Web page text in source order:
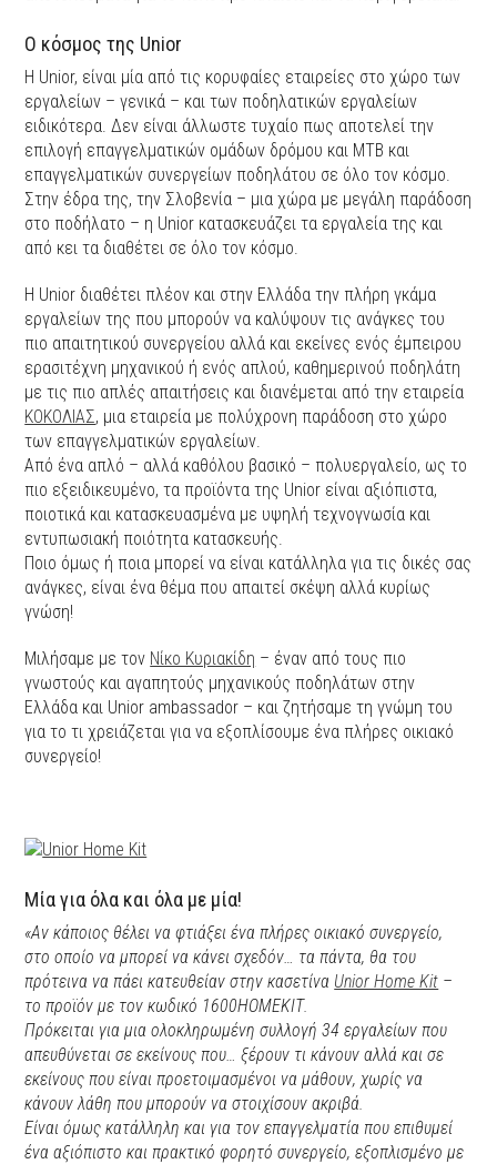
Ο κόσμος της Unior
Η Unior, είναι μία από τις κορυφαίες εταιρείες στο χώρο των
εργαλείων – γενικά – και των ποδηλατικών εργαλείων
ειδικότερα. Δεν είναι άλλωστε τυχαίο πως αποτελεί την
επιλογή επαγγελματικών ομάδων δρόμου και ΜΤΒ και
επαγγελματικών συνεργείων ποδηλάτου σε όλο τον κόσμο.
Στην έδρα της, την Σλοβενία – μια χώρα με μεγάλη παράδοση
στο ποδήλατο – η Unior κατασκευάζει τα εργαλεία της και
από κει τα διαθέτει σε όλο τον κόσμο.
Η Unior διαθέτει πλέον και στην Ελλάδα την πλήρη γκάμα
εργαλείων της που μπορούν να καλύψουν τις ανάγκες του
πιο απαιτητικού συνεργείου αλλά και εκείνες ενός έμπειρου
ερασιτέχνη μηχανικού ή ενός απλού, καθημερινού ποδηλάτη
με τις πιο απλές απαιτήσεις και διανέμεται από την εταιρεία
ΚΟΚΟΛΙΑΣ, μια εταιρεία με πολύχρονη παράδοση στο χώρο
των επαγγελματικών εργαλείων.
Από ένα απλό – αλλά καθόλου βασικό – πολυεργαλείο, ως το
πιο εξειδικευμένο, τα προϊόντα της Unior είναι αξιόπιστα,
ποιοτικά και κατασκευασμένα με υψηλή τεχνογνωσία και
εντυπωσιακή ποιότητα κατασκευής.
Ποιο όμως ή ποια μπορεί να είναι κατάλληλα για τις δικές σας
ανάγκες, είναι ένα θέμα που απαιτεί σκέψη αλλά κυρίως
γνώση!
Μιλήσαμε με τον Νίκο Κυριακίδη – έναν από τους πιο
γνωστούς και αγαπητούς μηχανικούς ποδηλάτων στην
Ελλάδα και Unior ambassador – και ζητήσαμε τη γνώμη του
για το τι χρειάζεται για να εξοπλίσουμε ένα πλήρες οικιακό
συνεργείο!
Μία για όλα και όλα με μία!
«Αν κάποιος θέλει να φτιάξει ένα πλήρες οικιακό συνεργείο,
στο οποίο να μπορεί να κάνει σχεδόν… τα πάντα, θα του
πρότεινα να πάει κατευθείαν στην κασετίνα Unior Home Kit –
το προϊόν με τον κωδικό 1600ΗΟΜΕΚΙΤ.
Πρόκειται για μια ολοκληρωμένη συλλογή 34 εργαλείων που
απευθύνεται σε εκείνους που… ξέρουν τι κάνουν αλλά και σε
εκείνους που είναι προετοιμασμένοι να μάθουν, χωρίς να
κάνουν λάθη που μπορούν να στοιχίσουν ακριβά.
Είναι όμως κατάλληλη και για τον επαγγελματία που επιθυμεί
ένα αξιόπιστο και πρακτικό φορητό συνεργείο, εξοπλισμένο με